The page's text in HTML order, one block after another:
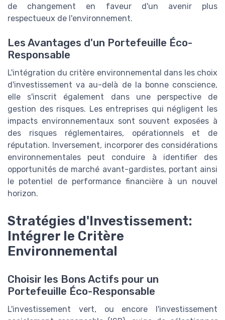
de changement en faveur d'un avenir plus
respectueux de l'environnement.
Les Avantages d'un Portefeuille Éco-
Responsable
L'intégration du critère environnemental dans les choix
d'investissement va au-delà de la bonne conscience,
elle s'inscrit également dans une perspective de
gestion des risques. Les entreprises qui négligent les
impacts environnementaux sont souvent exposées à
des risques réglementaires, opérationnels et de
réputation. Inversement, incorporer des considérations
environnementales peut conduire à identifier des
opportunités de marché avant-gardistes, portant ainsi
le potentiel de performance financière à un nouvel
horizon.
Stratégies d'Investissement:
Intégrer le Critère
Environnemental
Choisir les Bons Actifs pour un
Portefeuille Éco-Responsable
L'investissement vert, ou encore l'investissement